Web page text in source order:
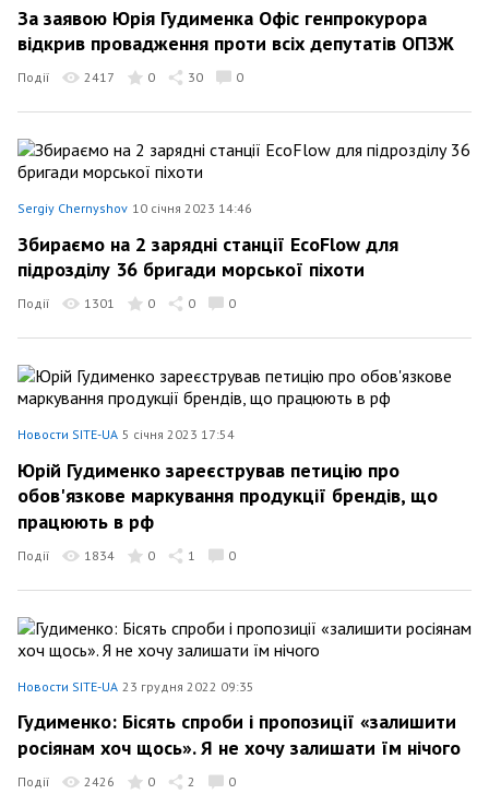
За заявою Юрія Гудименка Офіс генпрокурора
відкрив провадження проти всіх депутатів ОПЗЖ
Події 2417 0 30 0
Sergiy Chernyshov 10 січня 2023 14:46
Збираємо на 2 зарядні станції EcoFlow для
підрозділу 36 бригади морської піхоти
Події 1301 0 0 0
Новости SITE-UA 5 січня 2023 17:54
Юрій Гудименко зареєстрував петицію про
обов'язкове маркування продукції брендів, що
працюють в рф
Події 1834 0 1 0
Новости SITE-UA 23 грудня 2022 09:35
Гудименко: Бісять спроби і пропозиції «залишити
росіянам хоч щось». Я не хочу залишати їм нічого
Події 2426 0 2 0